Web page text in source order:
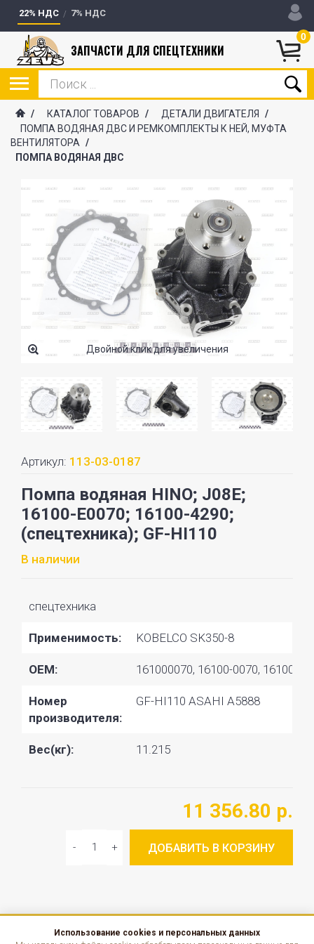
22% НДС 7% НДС
0
ЗАПЧАСТИ ДЛЯ СПЕЦТЕХНИКИ
/ КАТАЛОГ ТОВАРОВ / ДЕТАЛИ ДВИГАТЕЛЯ
/
ПОМПА ВОДЯНАЯ ДВС И РЕМКОМПЛЕКТЫ К НЕЙ, МУФТА
ВЕНТИЛЯТОРА /
ПОМПА ВОДЯНАЯ ДВС
Двойной клик для увеличения
Артикул: 113-03-0187
Помпа водяная HINO; J08E;
16100-E0070; 16100-4290;
(спецтехника); GF-HI110
В наличии
спецтехника
Применимость: KOBELCO SK350-8
OEM: 161000070, 16100-0070,
Номер
производителя:
GF-HI110 ASAHI A5888
Вес(кг): 11.215
11 356.80 р.
ДОБАВИТЬ В КОРЗИНУ
КАТАЛОГ
Использование cookies и персональных данных